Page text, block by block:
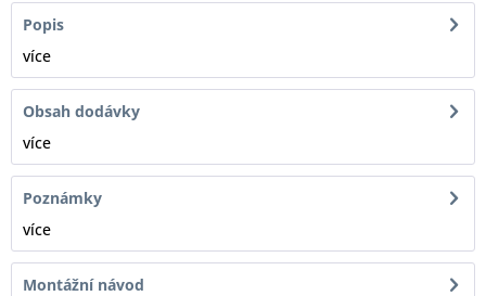
Popis
více
Obsah dodávky
více
Poznámky
více
Montážní návod